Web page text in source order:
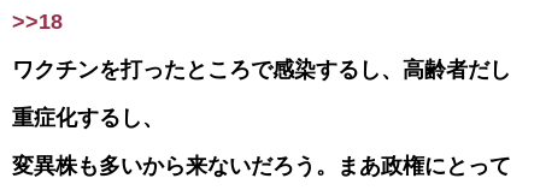
>>18
ワクチンを打ったところで感染するし、高齢者だし
重症化するし、
変異株も多いから来ないだろう。まあ政権にとって